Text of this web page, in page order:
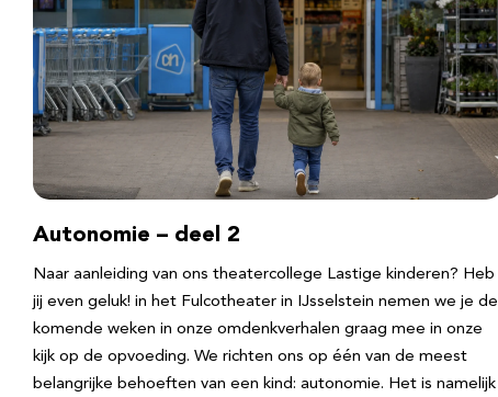
Autonomie – deel 2
Naar aanleiding van ons theatercollege Lastige kinderen? Heb
jij even geluk! in het Fulcotheater in IJsselstein nemen we je de
komende weken in onze omdenkverhalen graag mee in onze
kijk op de opvoeding. We richten ons op één van de meest
belangrijke behoeften van een kind: autonomie. Het is namelijk